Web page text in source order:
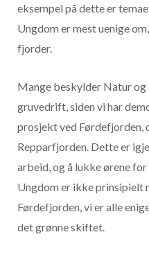
eksempel på dette er
Ungdom er mest uenige
fjorder.
Mange beskylder Natur
gruvedrift, siden vi har
prosjekt ved Førdefjorden,
Repparfjorden. Dette er
arbeid, og å lukke ørene
Ungdom er ikke prinsipielt
Førdefjorden, vi er alle
det grønne skiftet.